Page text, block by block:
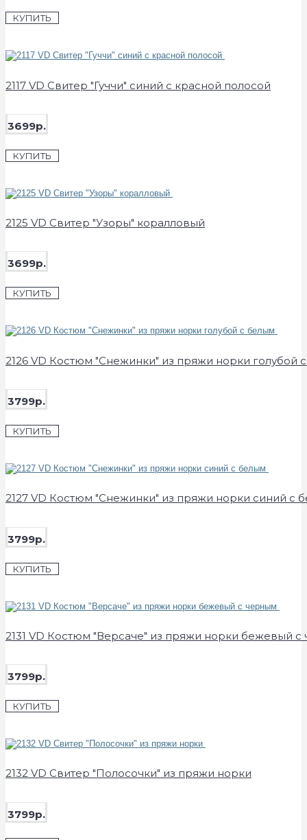
КУПИТЬ
2117 VD Свитер "Гуччи" синий с красной полосой
3699р.
КУПИТЬ
2125 VD Свитер "Узоры" коралловый
3699р.
КУПИТЬ
2126 VD Костюм "Снежинки" из пряжи норки голубой
3799р.
КУПИТЬ
2127 VD Костюм "Снежинки" из пряжи норки синий с
3799р.
КУПИТЬ
2131 VD Костюм "Версаче" из пряжи норки бежевый
3799р.
КУПИТЬ
2132 VD Свитер "Полосочки" из пряжи норки
3799р.